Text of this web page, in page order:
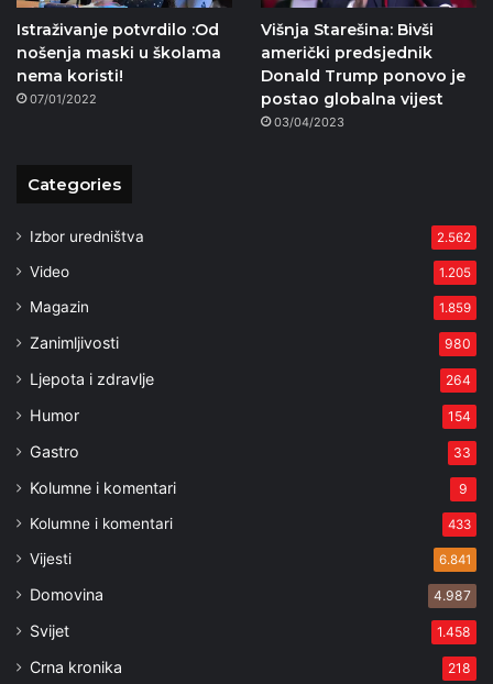
Istraživanje potvrdilo :Od
nošenja maski u školama
nema koristi!
07/01/2022
Višnja Starešina: Bivši
američki predsjednik
Donald Trump ponovo je
postao globalna vijest
03/04/2023
Categories
Izbor uredništva 2.562
Video 1.205
Magazin 1.859
Zanimljivosti 980
Ljepota i zdravlje 264
Humor 154
Gastro 33
Kolumne i komentari 9
Kolumne i komentari 433
Vijesti 6.841
Domovina 4.987
Svijet 1.458
Crna kronika 218